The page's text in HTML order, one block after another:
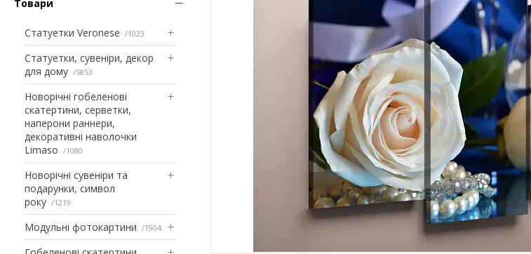
Товари
Статуетки Veronese 1023
Статуетки, сувеніри, декор
для дому
5853
Новорічні гобеленові
скатертини, серветки,
наперони раннери,
декоративні наволочки
Limaso
1080
Новорічні сувеніри та
подарунки, символ
року
1219
Модульні фотокартини 1904